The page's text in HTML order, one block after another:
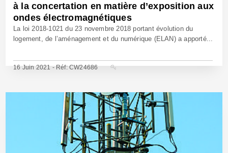
à la concertation en matière d’exposition aux
ondes électromagnétiques
La loi 2018-1021 du 23 novembre 2018 portant évolution du
logement, de l’aménagement et du numérique (ELAN) a apporté...
16 Juin 2021 - Réf: CW24686